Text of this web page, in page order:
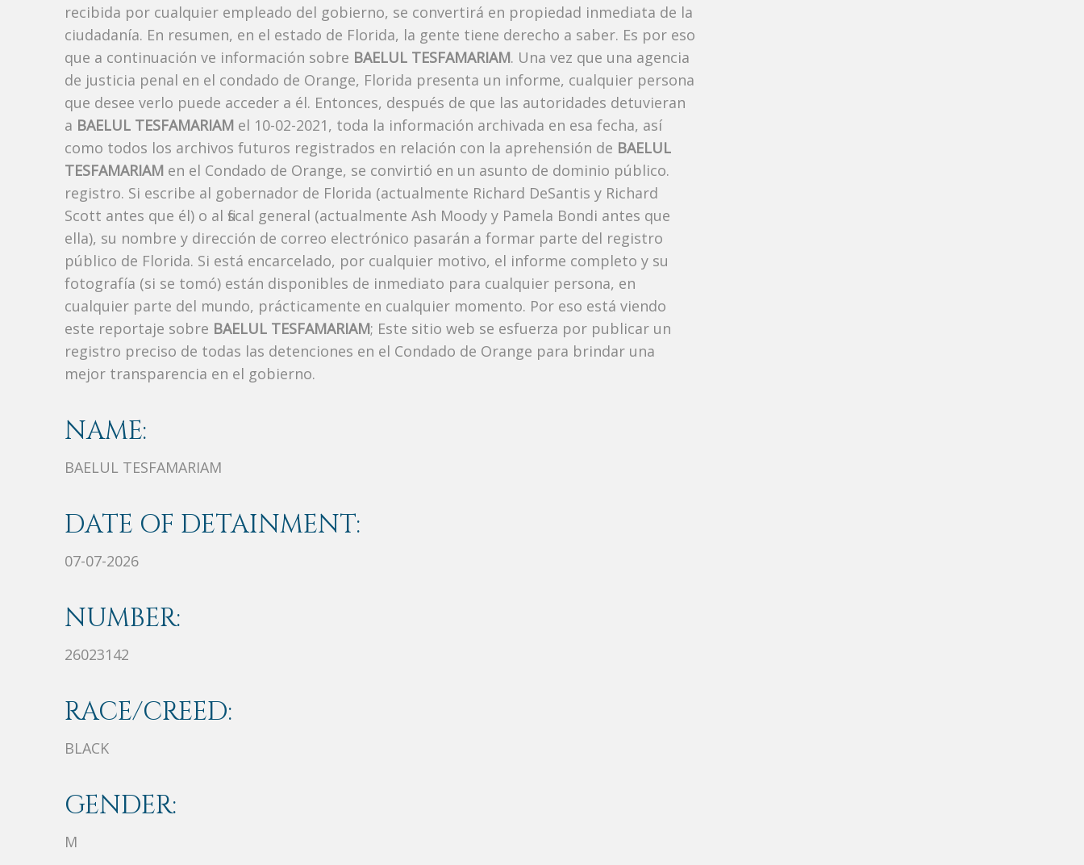
recibida por cualquier empleado del gobierno, se convertirá en propiedad inmediata de la
ciudadanía. En resumen, en el estado de Florida, la gente tiene derecho a saber. Es por eso
que a continuación ve información sobre BAELUL TESFAMARIAM. Una vez que una agencia
de justicia penal en el condado de Orange, Florida presenta un informe, cualquier persona
que desee verlo puede acceder a él. Entonces, después de que las autoridades detuvieran
a BAELUL TESFAMARIAM el 10-02-2021, toda la información archivada en esa fecha, así
como todos los archivos futuros registrados en relación con la aprehensión de BAELUL
TESFAMARIAM en el Condado de Orange, se convirtió en un asunto de dominio público.
registro. Si escribe al gobernador de Florida (actualmente Richard DeSantis y Richard
Scott antes que él) o al fiscal general (actualmente Ash Moody y Pamela Bondi antes que
ella), su nombre y dirección de correo electrónico pasarán a formar parte del registro
público de Florida. Si está encarcelado, por cualquier motivo, el informe completo y su
fotografía (si se tomó) están disponibles de inmediato para cualquier persona, en
cualquier parte del mundo, prácticamente en cualquier momento. Por eso está viendo
este reportaje sobre BAELUL TESFAMARIAM; Este sitio web se esfuerza por publicar un
registro preciso de todas las detenciones en el Condado de Orange para brindar una
mejor transparencia en el gobierno.
NAME:
BAELUL TESFAMARIAM
DATE OF DETAINMENT:
07-07-2026
NUMBER:
26023142
RACE/CREED:
BLACK
GENDER:
M